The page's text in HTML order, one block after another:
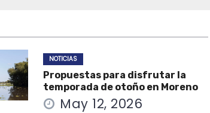
NOTICIAS
Propuestas para disfrutar la
temporada de otoño en Moreno
May 12, 2026